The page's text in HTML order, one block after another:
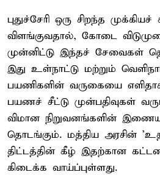
புதுச்சேரி ஒரு சிறந்த
விளங்குவதால், கோடை
முன்னிட்டு இந்தச் சேவைகள்
இது உள்நாட்டு மற்றும்
பயணிகளின் வருகையை
பயணச் சீட்டு முன்பதிவுகள்
விமான நிறுவனங்களின்
தொடங்கும். மத்திய அரசின்
திட்டத்தின் கீழ் இதற்கான
கிடைக்க வாய்ப்புள்ளது.